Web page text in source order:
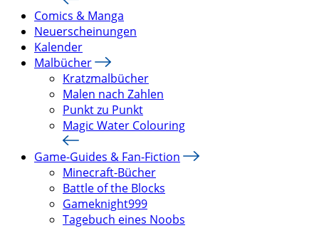
Comics & Manga
Neuerscheinungen
Kalender
Malbücher
Kratzmalbücher
Malen nach Zahlen
Punkt zu Punkt
Magic Water Colouring
Game-Guides & Fan-Fiction
Minecraft-Bücher
Battle of the Blocks
Gameknight999
Tagebuch eines Noobs